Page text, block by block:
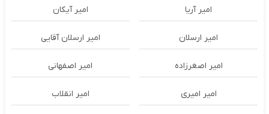
امیر آریا امیر آیکان
امیر ارسلان امیر ارسلان آقایی
امیر اصغرزاده امیر اصفهانی
امیر امیری امیر انقلاب